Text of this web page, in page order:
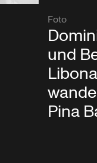
Foto
und
Pina